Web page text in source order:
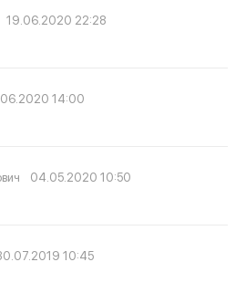
19.06.2020 22:28
14:00
04.05.2020 10:50
10:45